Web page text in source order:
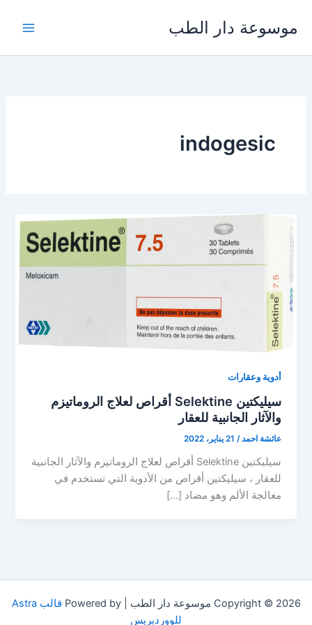
المحتوى
موسوعة دار الطب
indogesic
أدوية وعقارات
سيليكتين Selektine أقراص لعلاج الروماتيزم
والآثار الجانبية للعقار
عائشة احمد/ 21 يناير، 2022
سيليكتين Selektine أقراص لعلاج الروماتيزم والآثار الجانبية
للعقار ، سيليكتين أقراص من الأدوية التي تستخدم في
معالجة الألم وهو مضاد […]
Copyright © 2026 موسوعة دار الطب | Powered by
قالب Astra
للووردبريس